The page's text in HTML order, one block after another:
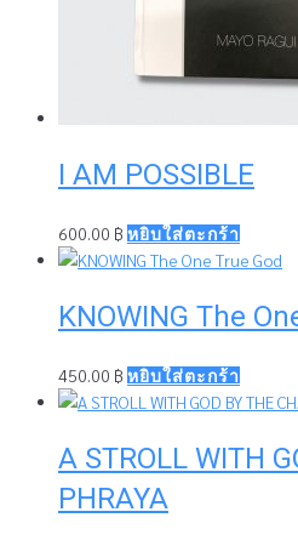
I AM POSSIBLE
600.00 ฿ หยิบใส่ตะกร้า
KNOWING The
450.00 ฿ หยิบใส่ตะกร้า
A STROLL WITH
PHRAYA